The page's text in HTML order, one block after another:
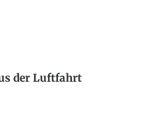
der Luftfahrt